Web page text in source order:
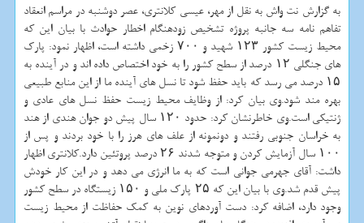
به گزارش نت واش به نقل از مهر، عیسی كلانتری، عصر دوشنبه در مراسم انعقاد
تفاهم نامه سه جانبه پروژه تشخیص زودهنگام اخطار حوادث با بیان این كه
محیط زیست كشور ۱۲۳ شهید و ۷۰۰ زخمی داشته است، اظهار نمود: پارك
های جنگلی ۱۲ درصد از سطح كشور را به خود اختصاص داده اند و در آینده به
۱۵ درصد می رسد كه باید حفظ شود تا نسل های آینده ما از این منابع طبیعی
بهره مند شود.وی بیان كرد: از وظایف محیط زیست حفظ نسل های عادی و
ژنتیكی است.وی خاطرنشان كرد: حدود ۱۲۰ سال پیش دو جوان هندی از هند
به خراسان جنوبی رفتند و دونمونه از علف های هرز را با خود بردند و پس از
۱۰۰ سال آزمایش كردن و متوجه شدند ۲۶ درصد پروتئین دارد.كلانتری اظهار
داشت: آقای جهرمی جوانی است كه به ما انرژی می دهد و در این كار خودش
پیش قدم شد.وی با بیان این كه ۲۵ پارك ملی و ۱۵۰ زیستگاه در سطح كشور
وجود دارد، اضافه كرد: دست آوردهای نوین به كمك حفاظت از محیط زیست